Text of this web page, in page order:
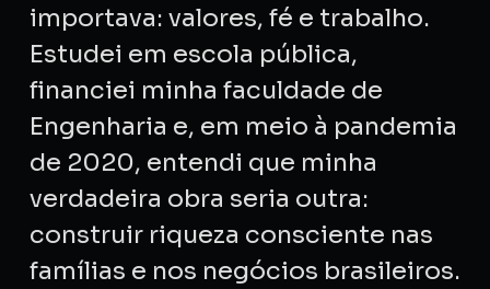
importava: valores, fé e trabalho.
Estudei em escola pública,
financiei minha faculdade de
Engenharia e, em meio à pandemia
de 2020, entendi que minha
verdadeira obra seria outra:
construir riqueza consciente nas
famílias e nos negócios brasileiros.